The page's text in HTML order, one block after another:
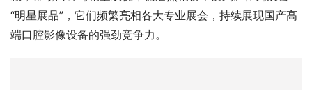
“明星展品”，它们频繁亮相各大专业展会，持续展现国产高
端口腔影像设备的强劲竞争力。